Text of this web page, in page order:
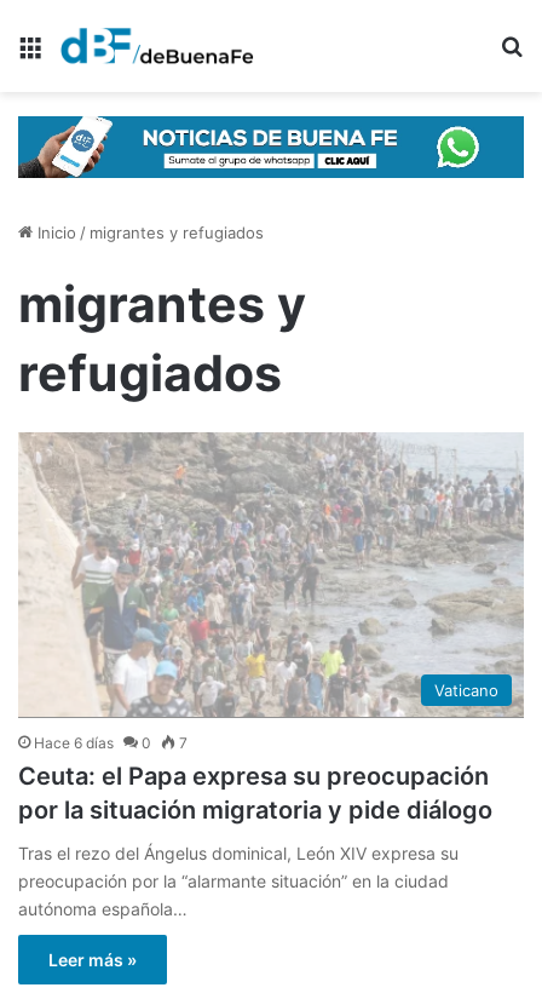
Menú
Inicio / migrantes y refugiados
migrantes y
refugiados
Vaticano
Hace 6 días 0 7
Ceuta: el Papa expresa su preocupación
por la situación migratoria y pide diálogo
Tras el rezo del Ángelus dominical, León XIV expresa su
preocupación por la “alarmante situación” en la ciudad
autónoma española…
Leer más »